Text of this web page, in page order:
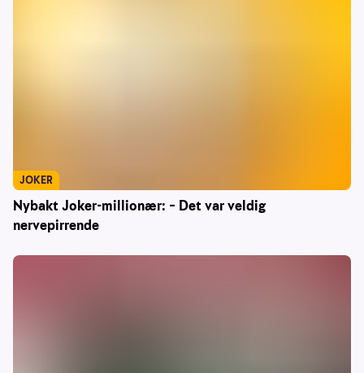
Nybakt Joker-millionær: – Det var veldig
nervepirrende
JOKER